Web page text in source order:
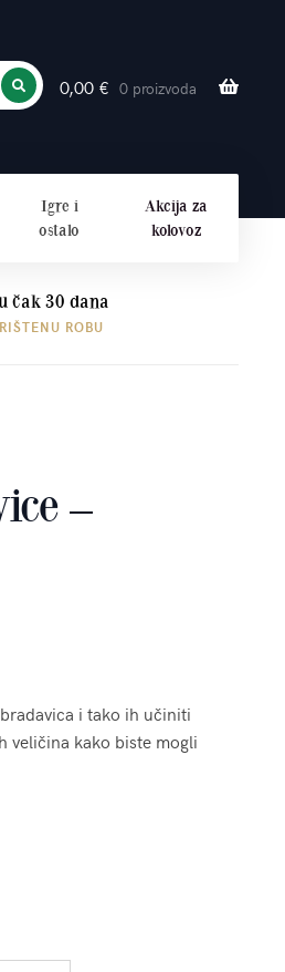
0,00 € 0 proizvoda
PRETRAŽITE
Igre i
ostalo
Akcija za
kolovoz
čak 30 dana
ROBU
–
i tako ih učiniti
veličina kako biste mogli